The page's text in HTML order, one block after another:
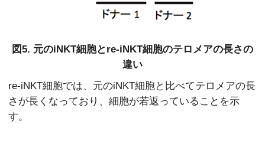
図5. 元のiNKT細胞とre-iNKT細胞のテロメアの長さの
違い
re-iNKT細胞では、元のiNKT細胞と比べてテロメアの長
さが長くなっており、細胞が若返っていることを示
す。